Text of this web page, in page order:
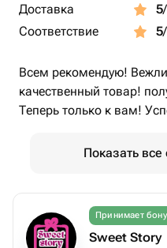
Доставка
5
Соответствие
5
Всем рекомендую!
качественный товар!
Теперь только к вам!
Показать
Принимает
Sweet Story